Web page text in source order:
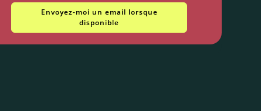
Envoyez-moi un email lorsque
disponible